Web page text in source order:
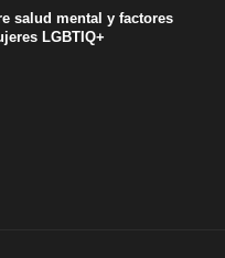
salud mental y factores
LGBTIQ+